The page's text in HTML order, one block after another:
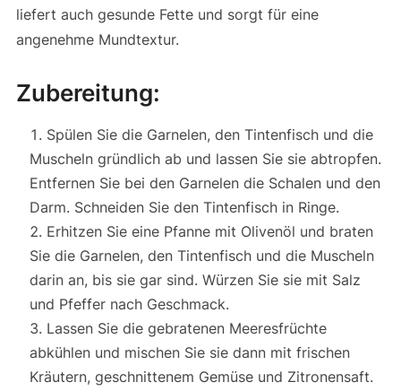
liefert auch gesunde Fette und sorgt für eine
angenehme Mundtextur.
Zubereitung:
Spülen Sie die Garnelen, den Tintenfisch und die
Muscheln gründlich ab und lassen Sie sie abtropfen.
Entfernen Sie bei den Garnelen die Schalen und den
Darm. Schneiden Sie den Tintenfisch in Ringe.
Erhitzen Sie eine Pfanne mit Olivenöl und braten
Sie die Garnelen, den Tintenfisch und die Muscheln
darin an, bis sie gar sind. Würzen Sie sie mit Salz
und Pfeffer nach Geschmack.
Lassen Sie die gebratenen Meeresfrüchte
abkühlen und mischen Sie sie dann mit frischen
Kräutern, geschnittenem Gemüse und Zitronensaft.